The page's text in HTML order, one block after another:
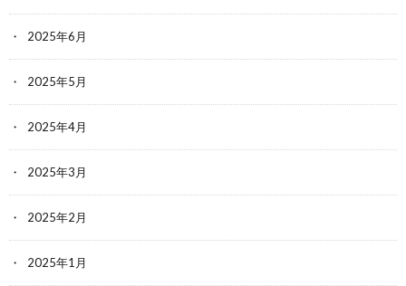
2025年6月
2025年5月
2025年4月
2025年3月
2025年2月
2025年1月